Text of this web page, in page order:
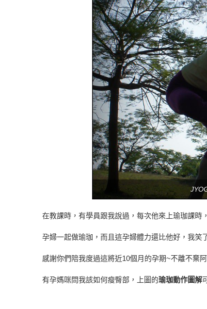
在教課時，有學員跟我說過，每次他來上瑜珈課時
孕婦一起做瑜珈，而且這孕婦體力還比他好，我
感謝你們陪我度過這將近10個月的孕期~不離不
有孕媽咪問我該如何瘦臀部，上圖的瑜珈動作圖解